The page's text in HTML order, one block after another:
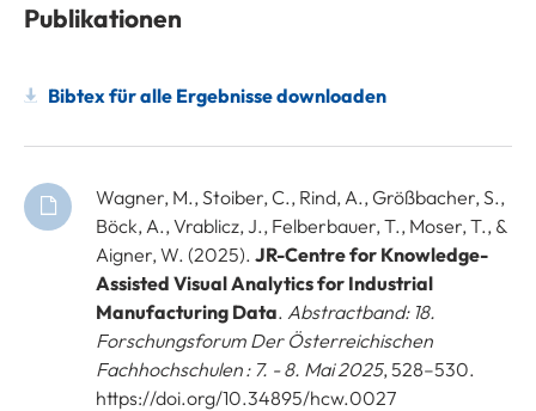
Publikationen
Bibtex für alle Ergebnisse downloaden
Wagner, M., Stoiber, C., Rind, A., Größbacher, S.,
Böck, A., Vrablicz, J., Felberbauer, T., Moser, T., &
Aigner, W. (2025). JR-Centre for Knowledge-
Assisted Visual Analytics for Industrial
Manufacturing Data. Abstractband: 18.
Forschungsforum Der Österreichischen
Fachhochschulen : 7. - 8. Mai 2025, 528–530.
https://doi.org/10.34895/hcw.0027